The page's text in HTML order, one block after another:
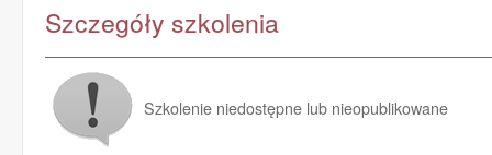
Szczegóły szkolenia
Szkolenie niedostępne lub nieopublikowane